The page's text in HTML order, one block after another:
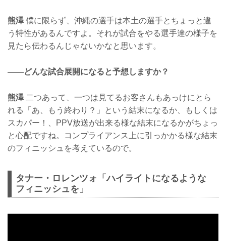
熊澤僕に限らず、沖縄の選手は本土の選手とちょっと違
う特性があるんですよ。それが試合をやる選手達の様子を
見たら伝わるんじゃないかなと思います。
——どんな試合展開になると予想しますか？
熊澤二つあって、一つは見てるお客さんもあっけにとら
れる「あ、もう終わり？」という結末になるか、もしくは
スカパー！、PPV放送が出来る様な結末になるかがちょっ
と心配ですね。コンプライアンス上に引っかかる様な結末
のフィニッシュを考えているので。
タナー・ロレンツォ「ハイライトになるような
フィニッシュを」